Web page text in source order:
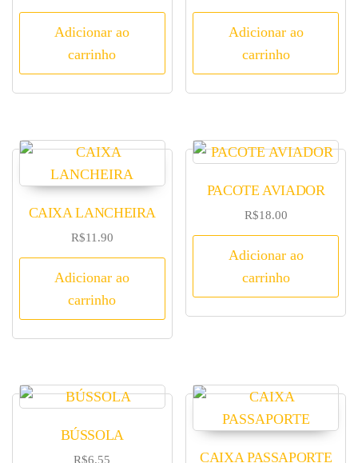
Adicionar ao
carrinho
Adicionar ao
carrinho
CAIXA LANCHEIRA
R$11.90
Adicionar ao
carrinho
PACOTE AVIADOR
R$18.00
Adicionar ao
carrinho
BÚSSOLA
R$6.55 CAIXA PASSAPORTE